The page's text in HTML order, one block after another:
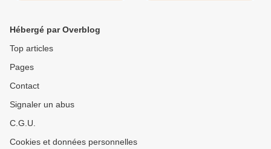
Hébergé par Overblog
Top articles
Pages
Contact
Signaler un abus
C.G.U.
Cookies et données personnelles